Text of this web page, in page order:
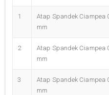
1
Atap Spandek Ciampea
mm
2
Atap Spandek Ciampea
mm
3
Atap Spandek Ciampea
mm